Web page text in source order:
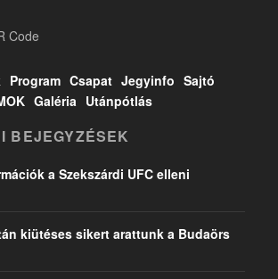
Program Csapat Jegyinfo Sajtó
Galéria Utánpótlás
BEJEGYZÉSEK
a Szekszárdi UFC elleni
kiütéses sikert arattunk a Budaörs